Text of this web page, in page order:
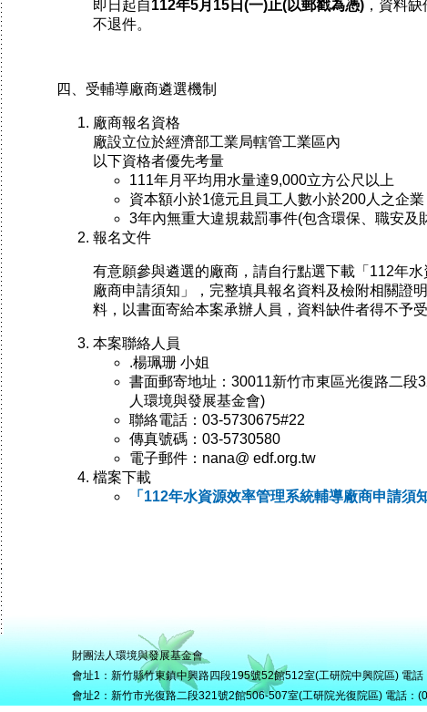
即日起自112年5月 15 日 (一)止(以郵戳為憑) ，資料
不退件。
四、受輔導廠商遴選機制
廠商報名資格
廠設立位於經濟部工業局轄管工業區內
以下資格者優先考量
111年月平均用水量達9,000立方公尺以上
資本額小於1億元且員工人數小於200人之企業
3年內無重大違規裁罰事件(包含環保、職安及
報名文件
有意願參與遴選的廠商，請自行點選下載「112年
廠商申請須知」，完整填具報名資料及檢附相關證
料，以書面寄給本案承辦人員，資料缺件者得不予受
本案聯絡人員
.楊珮珊 小姐
書面郵寄地址：30011新竹市東區光復路二段
人環境與發展基金會)
聯絡電話：03-5730675#22
傳真號碼：03-5730580
電子郵件：nana@ edf.org.tw
檔案下載
「112年水資源效率管理系統輔導廠商申請須知
財團法人環境與發展基金會
會址1：新竹縣竹東鎮中興路四段195號52館512室(工研院中興院區) 電
會址2：新竹市光復路二段321號2館506-507室(工研院光復院區) 電話：